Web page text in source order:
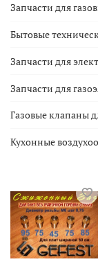
Запчасти для
Бытовые
Запчасти для
Запчасти для
Газовые клапаны
Кухонные